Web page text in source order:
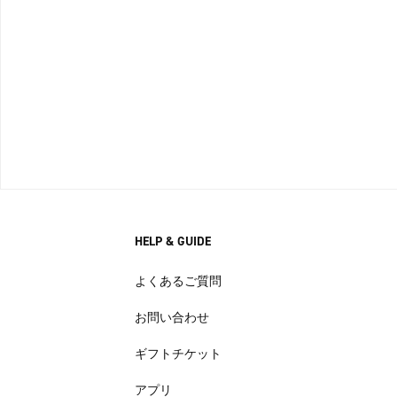
HELP & GUIDE
よくあるご質問
お問い合わせ
ギフトチケット
アプリ